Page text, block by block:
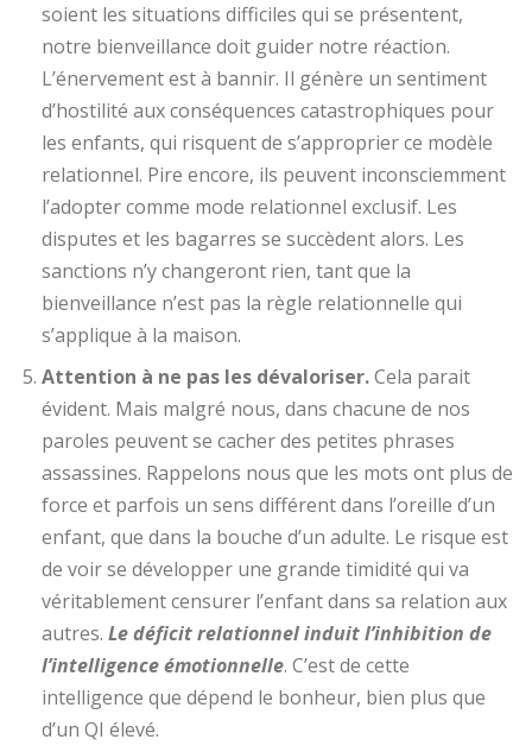
soient les situations difficiles qui se présentent,
notre bienveillance doit guider notre réaction.
L’énervement est à bannir. Il génère un sentiment
d’hostilité aux conséquences catastrophiques pour
les enfants, qui risquent de s’approprier ce modèle
relationnel. Pire encore, ils peuvent inconsciemment
l’adopter comme mode relationnel exclusif. Les
disputes et les bagarres se succèdent alors. Les
sanctions n’y changeront rien, tant que la
bienveillance n’est pas la règle relationnelle qui
s’applique à la maison.
Attention à ne pas les dévaloriser.Cela parait
évident. Mais malgré nous, dans chacune de nos
paroles peuvent se cacher des petites phrases
assassines. Rappelons nous que les mots ont plus de
force et parfois un sens différent dans l’oreille d’un
enfant, que dans la bouche d’un adulte. Le risque est
de voir se développer une grande timidité qui va
véritablement censurer l’enfant dans sa relation aux
autres. Le déficit relationnel induit l’inhibition de
l’intelligence émotionnelle. C’est de cette
intelligence que dépend le bonheur, bien plus que
d’un QI élevé.